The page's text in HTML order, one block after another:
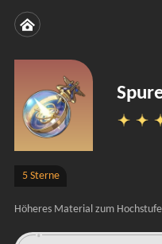
5 Sterne
Höheres Material zum